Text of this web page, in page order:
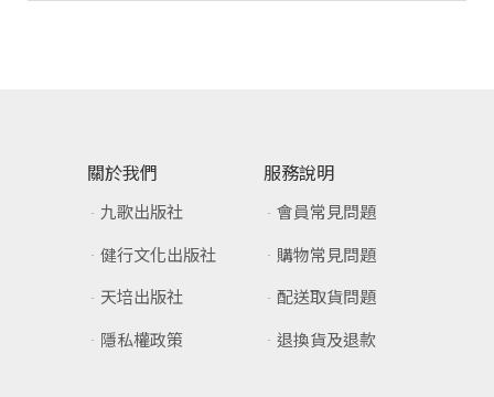
關於我們
九歌出版社
健行文化出版社
天培出版社
隱私權政策
服務說明
會員常見問題
購物常見問題
配送取貨問題
退換貨及退款